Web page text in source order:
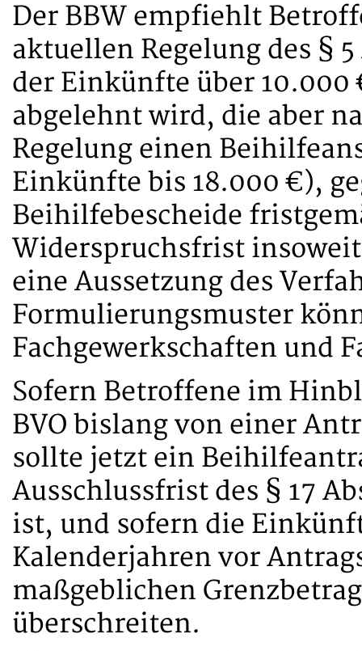
Der BBW empfiehlt
aktuellen Regelung des §
der Einkünfte über
abgelehnt wird, die aber
Regelung einen
Einkünfte bis 18.000 €),
Beihilfebescheide
Widerspruchsfrist
eine Aussetzung des
Formulierungsmuster
Fachgewerkschaften und
Sofern Betroffene im
BVO bislang von einer
sollte jetzt ein
Ausschlussfrist des § 17
ist, und sofern die
Kalenderjahren vor
maßgeblichen
überschreiten.